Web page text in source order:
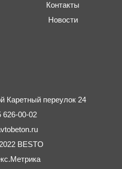
Контакты
Новости
Каретный переулок 24
626-00-02
BESTO